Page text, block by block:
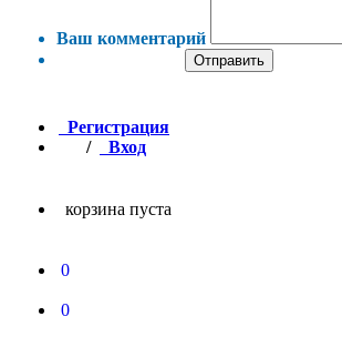
Ваш комментарий
Отправить
Регистрация
/
Вход
корзина пуста
0
0